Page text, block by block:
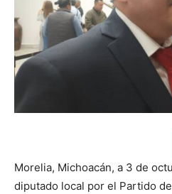
Morelia, Michoacán, a 3 de
diputado local por el Partido